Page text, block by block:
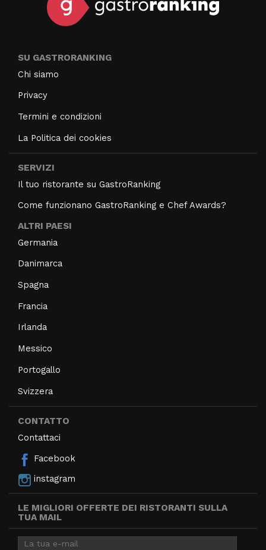
SU GASTRORANKING
Chi siamo
Privacy
Termini e condizioni
La Politica dei cookies
SERVIZI
Il tuo ristorante su GastroRanking
Come funzionano GastroRanking e Chef Awards?
ALTRI PAESI
Germania
Danimarca
Spagna
Francia
Irlanda
Messico
Portogallo
Svizzera
CONTATTO
Contattaci
Facebook
instagram
LE MIGLIORI OFFERTE DEI RISTORANTI SULLA
TUA MAIL